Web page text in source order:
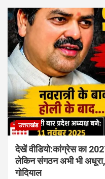
उत्तराखंड
देखें वीडियो:कांग्रेस का
लेकिन संगठन अभी भी अधूरा,
गोदियाल